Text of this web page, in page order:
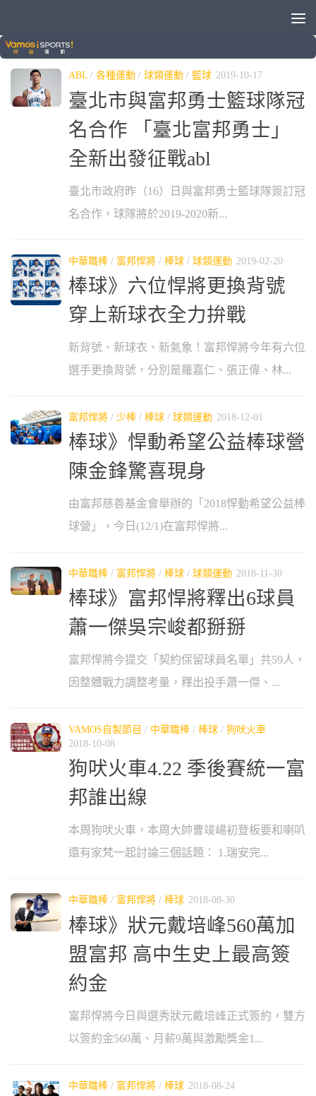
標籤：富邦
ABL / 各種運動 / 球類運動 / 籃球 2019-10-17
臺北市與富邦勇士籃球隊冠
名合作 「臺北富邦勇士」
全新出發征戰abl
臺北市政府昨（16）日與富邦勇士籃球隊簽訂冠
名合作，球隊將於2019-2020新...
中華職棒 / 富邦悍將 / 棒球 / 球類運動 2019-02-20
棒球》六位悍將更換背號
穿上新球衣全力拚戰
新背號、新球衣、新氣象！富邦悍將今年有六位
選手更換背號，分別是羅嘉仁、張正偉、林...
富邦悍將 / 少棒 / 棒球 / 球類運動 2018-12-01
棒球》悍動希望公益棒球營
陳金鋒驚喜現身
由富邦慈善基金會舉辦的「2018悍動希望公益棒
球營」，今日(12/1)在富邦悍將...
中華職棒 / 富邦悍將 / 棒球 / 球類運動 2018-11-30
棒球》富邦悍將釋出6球員
蕭一傑吳宗峻都掰掰
富邦悍將今提交「契約保留球員名單」共59人，
因整體戰力調整考量，釋出投手蕭一傑、...
VAMOS自製節目 / 中華職棒 / 棒球 / 狗吠火車
2018-10-08
狗吠火車4.22 季後賽統一富
邦誰出線
本周狗吠火車，本周大帥曹竣崵初登板要和喇叭
還有家梵一起討論三個話題： 1.瑞安完...
中華職棒 / 富邦悍將 / 棒球 2018-08-30
棒球》狀元戴培峰560萬加
盟富邦 高中生史上最高簽
約金
富邦悍將今日與選秀狀元戴培峰正式簽約，雙方
以簽約金560萬、月薪9萬與激勵獎金1...
中華職棒 / 富邦悍將 / 棒球 2018-08-24